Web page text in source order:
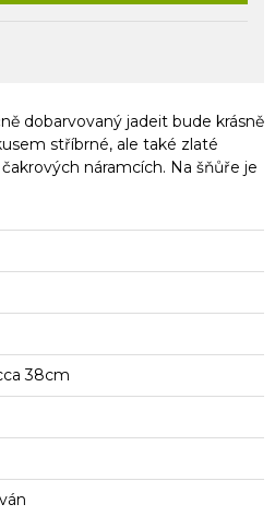
dobarvovaný jadeit bude krásně
stříbrné, ale také zlaté
náramcích. Na šňůře je
38cm